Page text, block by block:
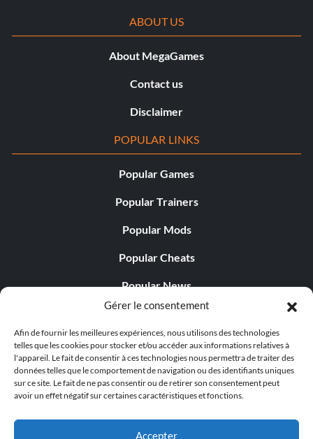
Gérer le consentement
Afin de fournir les meilleures expériences, nous utilisons des technologies
telles que les cookies pour stocker et/ou accéder aux informations relatives à
l'appareil. Le fait de consentir à ces technologies nous permettra de traiter des
données telles que le comportement de navigation ou des identifiants uniques
sur ce site. Le fait de ne pas consentir ou de retirer son consentement peut
avoir un effet négatif sur certaines caractéristiques et fonctions.
Accepter
ABOUT US
About MegaGames
Contact us
Disclaimer
POPULAR LINKS
Popular Games
Popular Trainers
Popular Mods
Popular Cheats
Popular News
Popular Editorials
Popular Free Games
LATEST UPDATES